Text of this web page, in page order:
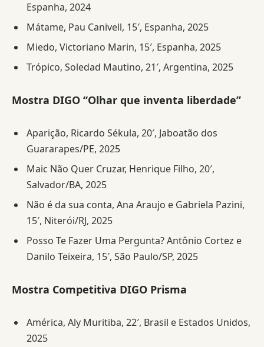
Espanha, 2024
Mátame, Pau Canivell, 15′, Espanha, 2025
Miedo, Victoriano Marin, 15′, Espanha, 2025
Trópico, Soledad Mautino, 21′, Argentina, 2025
Mostra DIGO “Olhar que inventa liberdade”
Aparição, Ricardo Sékula, 20′, Jaboatão dos
Guararapes/PE, 2025
Maic Não Quer Cruzar, Henrique Filho, 20′,
Salvador/BA, 2025
Não é da sua conta, Ana Araujo e Gabriela Pazini,
15′, Niterói/RJ, 2025
Posso Te Fazer Uma Pergunta? Antônio Cortez e
Danilo Teixeira, 15′, São Paulo/SP, 2025
Mostra Competitiva DIGO Prisma
América, Aly Muritiba, 22′, Brasil e Estados Unidos,
2025